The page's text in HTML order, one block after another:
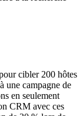
cibler 200 hôtes
une campagne de
en seulement
CRM avec ces